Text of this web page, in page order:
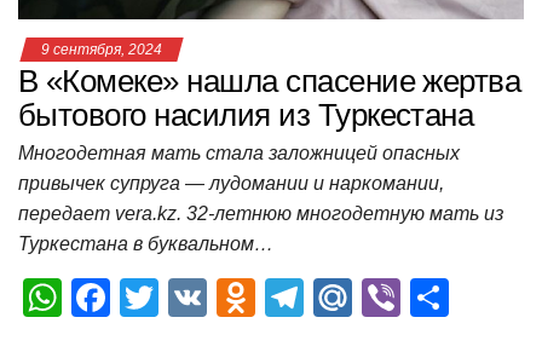
9 сентября, 2024
В «Комеке» нашла спасение жертва
бытового насилия из Туркестана
Многодетная мать стала заложницей опасных
привычек супруга — лудомании и наркомании,
передает vera.kz. 32-летнюю многодетную мать из
Туркестана в буквальном…
W
F
T
V
O
T
M
Vi